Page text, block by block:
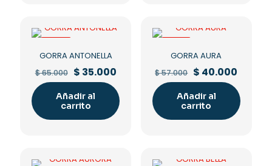
GORRA ANTONELLA
$65.000 Original
price
was:
$ 65.000.
$ 35.000Current
is:
$ 35.000.
Añadir al
carrito
GORRA AURA
$57.000 Original
price
was:
$ 57.000.
$ 40.000
is:
$
Añadir al
carrito